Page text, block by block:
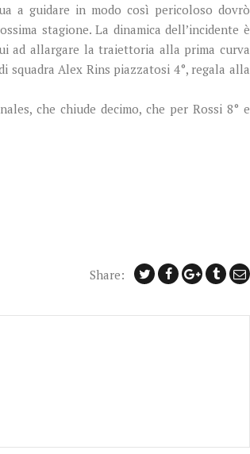
a guidare in modo così pericoloso dovrò
stagione. La dinamica dell’incidente è
ad allargare la traiettoria alla prima curva
squadra Alex Rins piazzatosi 4°, regala alla
che chiude decimo, che per Rossi 8° e
Share: